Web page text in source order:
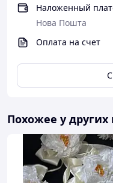
Наложенный
Нова Пошта
Оплата на счет
Похожее у других